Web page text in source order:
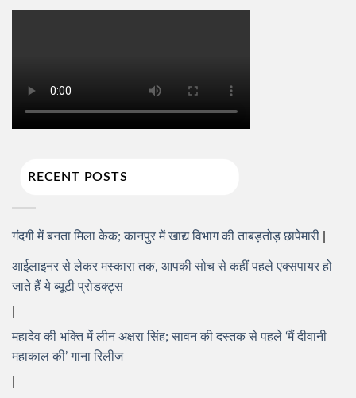
RECENT POSTS
गंदगी में बनता मिला केक; कानपुर में खाद्य विभाग की ताबड़तोड़ छापेमारी
आईलाइनर से लेकर मस्कारा तक, आपकी सोच से कहीं पहले एक्सपायर हो
जाते हैं ये ब्यूटी प्रोडक्ट्स
महादेव की भक्ति में लीन अक्षरा सिंह; सावन की दस्तक से पहले ‘मैं दीवानी
महाकाल की’ गाना रिलीज